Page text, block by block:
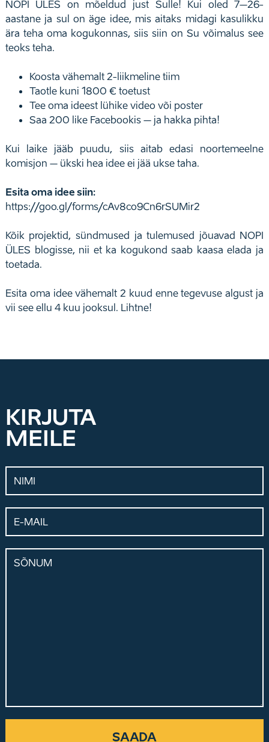
NOPI ÜLES on mõeldud just Sulle! Kui oled 7–26-
aastane ja sul on äge idee, mis aitaks midagi kasulikku
ära teha oma kogukonnas, siis siin on Su võimalus see
teoks teha.
Koosta vähemalt 2-liikmeline tiim
Taotle kuni 1800 € toetust
Tee oma ideest lühike video või poster
Saa 200 like Facebookis – ja hakka pihta!
Kui laike jääb puudu, siis aitab edasi noortemeelne
komisjon – ükski hea idee ei jää ukse taha.
Esita oma idee siin:
https://goo.gl/forms/cAv8co9Cn6rSUMir2
Kõik projektid, sündmused ja tulemused jõuavad NOPI
ÜLES blogisse, nii et ka kogukond saab kaasa elada ja
toetada.
Esita oma idee vähemalt 2 kuud enne tegevuse algust ja
vii see ellu 4 kuu jooksul. Lihtne!
KIRJUTA
MEILE